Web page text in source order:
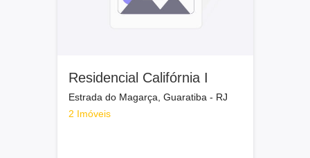
Residencial Califórnia I
Estrada do Magarça, Guaratiba - RJ
2 Imóveis